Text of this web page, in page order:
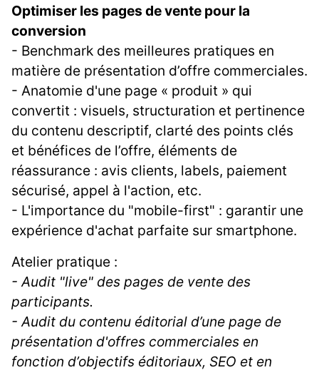
Optimiser les pages de vente pour la
conversion
- Benchmark des meilleures pratiques en
matière de présentation d’offre commerciales.
- Anatomie d'une page « produit » qui
convertit : visuels, structuration et pertinence
du contenu descriptif, clarté des points clés
et bénéfices de l’offre, éléments de
réassurance : avis clients, labels, paiement
sécurisé, appel à l'action, etc.
- L'importance du "mobile-first" : garantir une
expérience d'achat parfaite sur smartphone.
Atelier pratique :
- Audit "live" des pages de vente des
participants.
- Audit du contenu éditorial d’une page de
présentation d'offres commerciales en
fonction d’objectifs éditoriaux, SEO et en